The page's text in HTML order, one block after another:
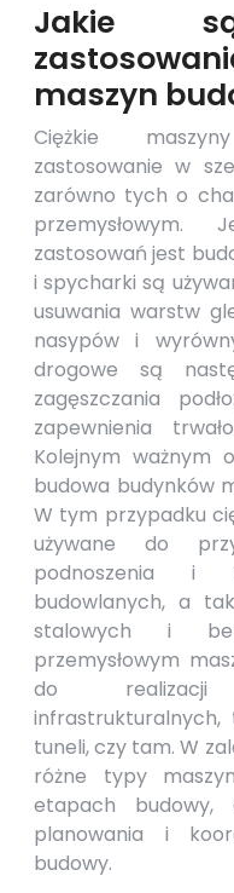
Jakie
maszyn
Ciężkie
zastosowanie w
zarówno tych o
przemysłowym.
zastosowań jest
i spycharki są
usuwania warstw
nasypów i
drogowe są
zagęszczania
zapewnienia
Kolejnym ważnym
budowa budynków
W tym przypadku
używane do
podnoszenia i
budowlanych, a
stalowych i
przemysłowym
do realizacji
tuneli, czy tam. W
różne typy
etapach budowy,
planowania i
budowy.